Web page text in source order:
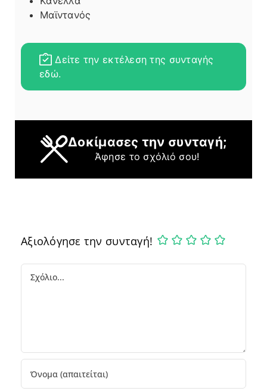
Μαϊντανός
Δείτε την εκτέλεση της συνταγής
εδώ.
Δοκίμασες την συνταγή;
Άφησε το σχόλιό σου!
Αξιολόγησε την συνταγή!
Comment